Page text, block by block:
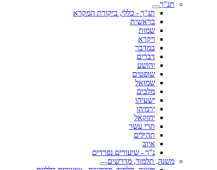
תנ"ך
תנ"ך - כללי, ביקורת המקרא
בראשית
שמות
ויקרא
במדבר
דברים
יהושע
שופטים
שמואל
מלכים
ישעיהו
ירמיהו
יחזקאל
תרי עשר
תהילים
איוב
נ"ך - שיעורים נפרדים
משנה, תלמוד, מדרשים